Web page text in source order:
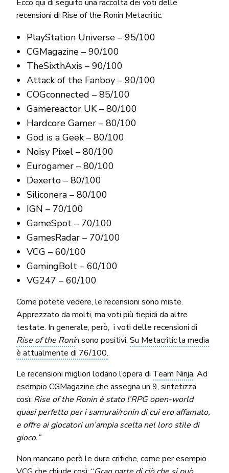
Ecco qui di seguito una raccolta dei voti delle
recensioni di Rise of the Ronin Metacritic:
PlayStation Universe – 95/100
CGMagazine – 90/100
TheSixthAxis – 90/100
Attack of the Fanboy – 90/100
COGconnected – 85/100
Gamereactor UK – 80/100
Hardcore Gamer – 80/100
God is a Geek – 80/100
Noisy Pixel – 80/100
Eurogamer – 80/100
Dexerto – 80/100
Siliconera – 80/100
IGN – 70/100
GameSpot – 70/100
GamesRadar – 70/100
VCG – 60/100
GamingBolt – 60/100
VG247 – 60/100
Come potete vedere, le recensioni sono miste.
Apprezzato da molti, ma voti più tiepidi da altre
testate. In generale, però, i voti delle recensioni di
Rise of the Ronin sono positivi.Su Metacritic la media
è attualmente di 76/100.
Le recensioni migliori lodano l’opera di Team Ninja. Ad
esempio CGMagazine che assegna un 9, sintetizza
così: Rise of the Ronin è stato l’RPG open-world
quasi perfetto per i samurai/ronin di cui ero affamato,
e offre ai giocatori un’ampia scelta nel loro stile di
gioco.”
Non mancano però le dure critiche, come per esempio